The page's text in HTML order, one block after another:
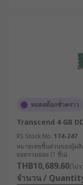
หมดสต็อกชั่วคราว
Transcend 4 GB
RS Stock No. 174-247
หมายเลขชิ้นส่วนของผู้ผลิ
ยอดรวมย่อย (1 ชิ้น)
THB10,689.60(ไม่
จำนวน /